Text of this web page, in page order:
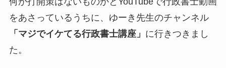
をあさっているうちに、ゆーき先生のチャンネル
「マジでイケてる行政書士講座」 に行きつきまし
た。